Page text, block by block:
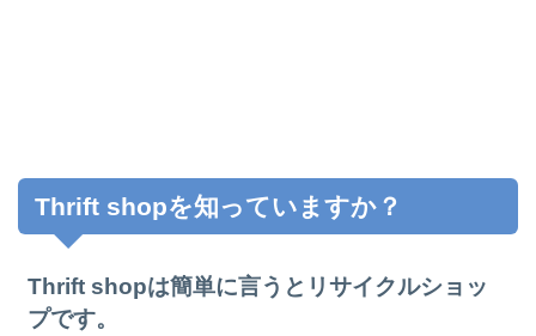
Thrift shopを知っていますか？
Thrift shopは簡単に言うとリサイクルショッ
プです。